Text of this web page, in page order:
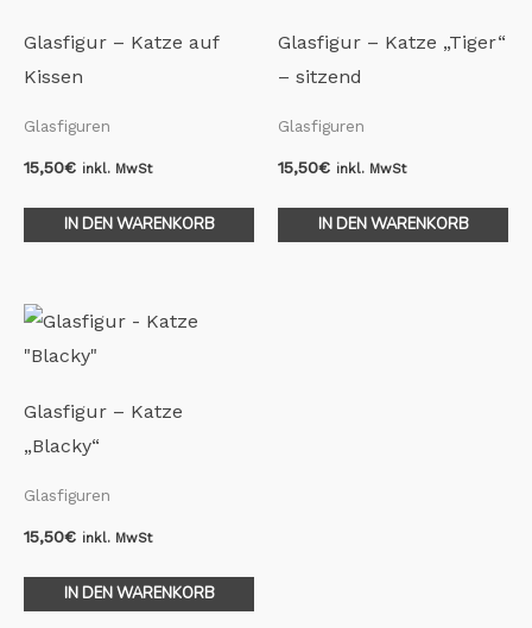
Glasfigur – Katze auf
Kissen
Glasfiguren
15,50€ inkl. MwSt
IN DEN WARENKORB
Glasfigur – Katze „Tiger“
– sitzend
Glasfiguren
15,50€ inkl. MwSt
IN DEN WARENKORB
Glasfigur – Katze
„Blacky“
Glasfiguren
15,50€ inkl. MwSt
IN DEN WARENKORB